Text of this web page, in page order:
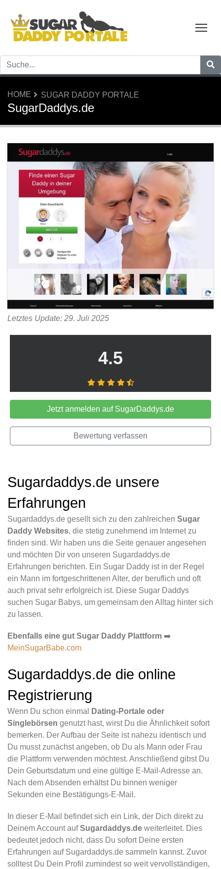
HOME SUGAR DADDY PORTALE
SugarDaddys.de
Letztes Update: 29. Juli 2025
4.5
Jetzt anmelden auf SugarDaddys.de
Bewertung verfassen
Sugardaddys.de unsere
Erfahrungen
Sugardaddys.de gesellt sich zu den zahlreichen Sugar
Daddy Websites, die stetig zunehmend im Internet zu
finden sind. Wir haben uns die Seite genauer angesehen
und möchten Dir von unseren Sugardaddys.de
Erfahrungen berichten. Ein Sugar Daddy ist in der Regel
ein Mann im fortgeschrittenen Alter, der beruflich und oft
auch privat sehr erfolgreich ist. Diese Sugar Daddys
suchen Sugar Babys, um gemeinsam den Alltag hinter sich
zu lassen.
Ebenfalls eine gut Sugar Daddy Plattform ➡️
MeinSugarBabe.com
Sugardaddys.de die online
Registrierung
Wenn Du schon einmal
Dating-Portale oder
Singlebörsen genutzt hast, wirst Du die Ähnlichkeit sofort
bemerken. Der Aufbau der Seite ist nahezu identisch und
Du musst zunächst angeben, ob Du als Mann oder Frau
die Plattform verwenden möchtest. Anschließend gibst Du
Dein Geburtsdatum und eine gültige E-Mail-Adresse an.
Nach dem Absenden erhältst Du binnen weniger
Sekunden eine Bestätigungs-E-Mail.
In dieser E-Mail befindet sich ein Link, der Dich direkt zu
Deinem Account aufSugardaddys.de weiterleitet. Dies
bedeutet jedoch nicht, dass Du sofort Deine ersten
Erfahrungen auf Sugardaddys.de sammeln kannst. Zuvor
solltest Du Dein Profil zumindest so weit vervollständigen,